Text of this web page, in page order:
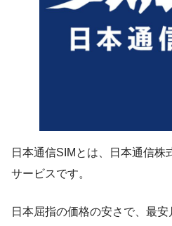
日本通信SIMとは、日本通信株
サービスです。
日本屈指の価格の安さで、最